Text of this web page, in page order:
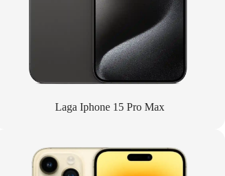
Laga Iphone 15 Pro Max